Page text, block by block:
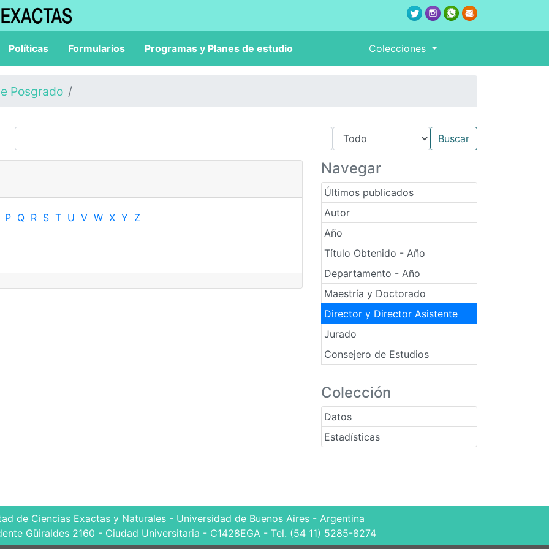
Políticas Formularios Programas y Planes de estudio Colecciones
Posgrado
Navegar
Últimos publicados
Autor
Año
Título Obtenido - Año
Departamento - Año
Maestría y Doctorado
Director y Director Asistente
Jurado
Consejero de Estudios
Colección
Datos
Estadísticas
P Q R S T U V W X Y Z
de Ciencias Exactas y Naturales - Universidad de Buenos Aires - Argentina
Güiraldes 2160 - Ciudad Universitaria - C1428EGA - Tel. (54 11) 5285-8274